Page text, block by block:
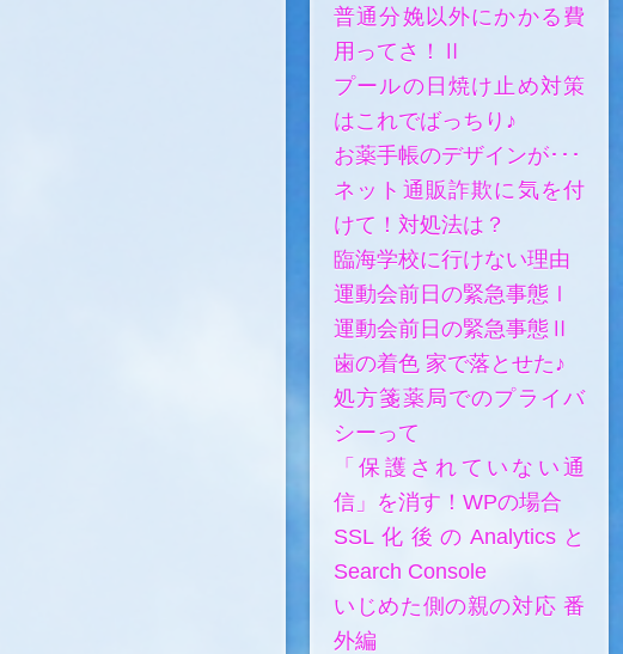
普通分娩以外にかかる費
用ってさ！Ⅱ
プールの日焼け止め対策
はこれでばっちり♪
お薬手帳のデザインが･･･
ネット通販詐欺に気を付
けて！対処法は？
臨海学校に行けない理由
運動会前日の緊急事態Ⅰ
運動会前日の緊急事態Ⅱ
歯の着色 家で落とせた♪
処方箋薬局でのプライバ
シーって
「保護されていない通
信」を消す！WPの場合
SSL化後のAnalyticsと
Search Console
いじめた側の親の対応 番
外編